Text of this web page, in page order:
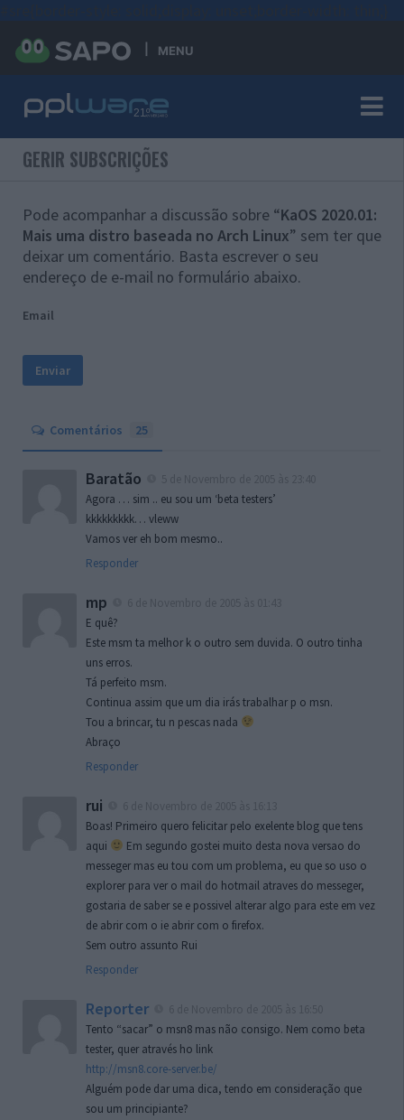
MENU
GERIR SUBSCRIÇÕES
Pode acompanhar a discussão sobre “KaOS 2020.01:
Mais uma distro baseada no Arch Linux” sem ter que
deixar um comentário. Basta escrever o seu
endereço de e-mail no formulário abaixo.
Email
Comentários 25
Baratão
Agora … sim .. eu sou um ‘beta testers’
kkkkkkkkk… vleww
Vamos ver eh bom mesmo..
Responder
mp
E quê?
Este msm ta melhor k o outro sem duvida. O outro tinha
uns erros.
Tá perfeito msm.
Continua assim que um dia irás trabalhar p o msn.
Tou a brincar, tu n pescas nada
Abraço
Responder
rui
Boas! Primeiro quero felicitar pelo exelente blog que tens
aqui
Em segundo gostei muito desta nova versao do
messeger mas eu tou com um problema, eu que so uso o
explorer para ver o mail do hotmail atraves do messeger,
gostaria de saber se e possivel alterar algo para este em vez
de abrir com o ie abrir com o firefox.
Sem outro assunto Rui
Responder
Reporter
Tento “sacar” o msn8 mas não consigo. Nem como beta
tester, quer através ho link
http://msn8.core-server.be/
Alguém pode dar uma dica, tendo em consideração que
sou um principiante?